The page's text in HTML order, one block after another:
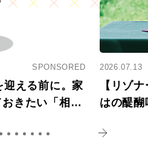
SPONSORED
える前に。家
きたい「相続
2026.07.13
【リゾ
はの醍